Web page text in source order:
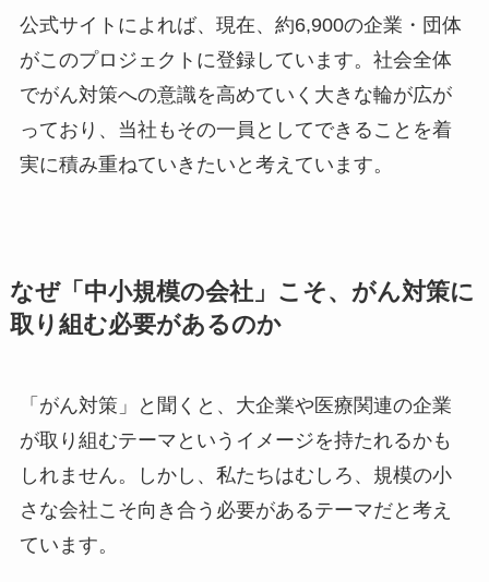
公式サイトによれば、現在、約6,900の企業・団体
がこのプロジェクトに登録しています。社会全体
でがん対策への意識を高めていく大きな輪が広が
っており、当社もその一員としてできることを着
実に積み重ねていきたいと考えています。
なぜ「中小規模の会社」こそ、がん対策に
取り組む必要があるのか
「がん対策」と聞くと、大企業や医療関連の企業
が取り組むテーマというイメージを持たれるかも
しれません。しかし、私たちはむしろ、規模の小
さな会社こそ向き合う必要があるテーマだと考え
ています。